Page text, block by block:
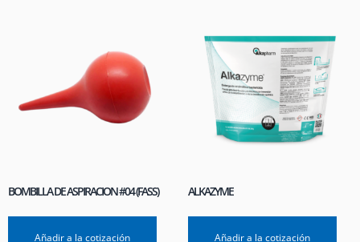
BOMBILLA DE ASPIRACION #04 (FASS)
Añadir a la cotización
ALKAZYME
Añadir a la cotización